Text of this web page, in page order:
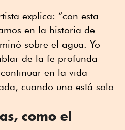
explica: “con esta
en la historia de
sobre el agua. Yo
de la fe profunda
en la vida
cuando uno está solo
como el